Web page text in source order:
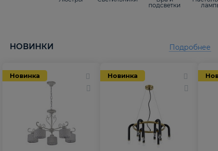
подсветки
НОВИНКИ
Новинка Новинка
Подробнее